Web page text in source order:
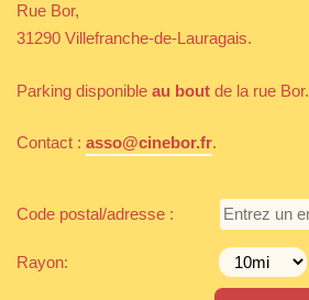
Rue Bor,
31290 Villefranche-de-Lauragais.
Parking disponible au bout de la rue Bor.
Contact : asso@cinebor.fr.
Code postal/adresse :
Rayon: